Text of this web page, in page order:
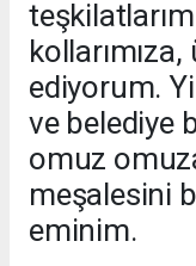
ediyorum.
ve belediye
omuz
meşalesini
eminim.